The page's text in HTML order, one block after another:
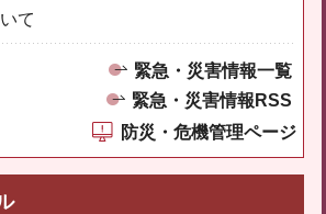
て
緊急・災害情報一覧
緊急・災害情報RSS
防災・危機管理ページ